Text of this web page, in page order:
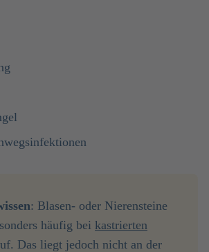
: Blasen- oder Nierensteine
häufig bei kastrierten
Das liegt jedoch nicht an der